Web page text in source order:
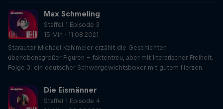
Max Schmeling
Staffel 1 Episode 3
15 Min · 11.08.2021
Starautor Michael Köhlmeier erzählt die Geschichten
überlebensgroßer Figuren – faktentreu, aber mit literarischer Freiheit.
Folge 3: ein deutscher Schwergewichtsboxer mit gutem Herzen.
Die Eismänner
Staffel 1 Episode 4